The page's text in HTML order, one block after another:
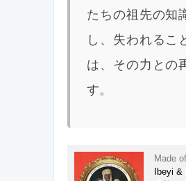
たちの祖先の知
し、失われるこ
は、その力との
す。
Made
Ibeyi